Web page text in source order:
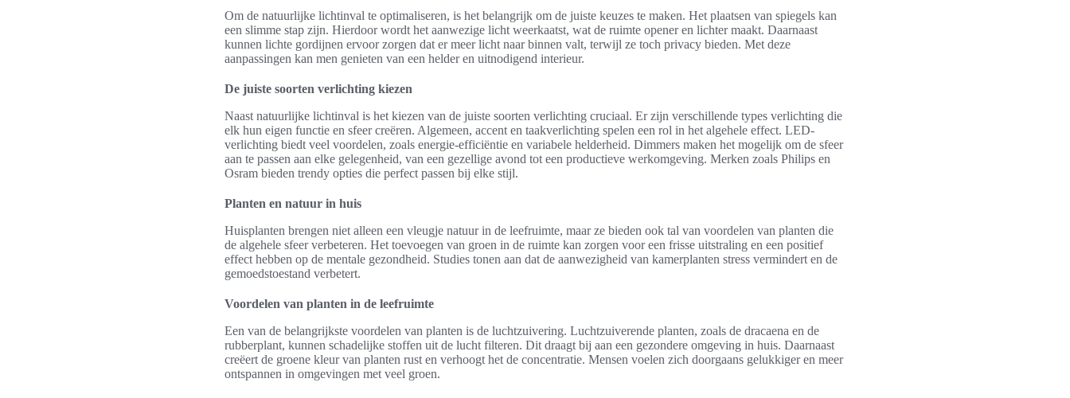
Om de natuurlijke lichtinval te optimaliseren, is het belangrijk om de juiste keuzes te maken. Het plaatsen van spiegels kan
een slimme stap zijn. Hierdoor wordt het aanwezige licht weerkaatst, wat de ruimte opener en lichter maakt. Daarnaast
kunnen lichte gordijnen ervoor zorgen dat er meer licht naar binnen valt, terwijl ze toch privacy bieden. Met deze
aanpassingen kan men genieten van een helder en uitnodigend interieur.
De juiste soorten verlichting kiezen
Naast natuurlijke lichtinval is het kiezen van de juiste soorten verlichting cruciaal. Er zijn verschillende types verlichting die
elk hun eigen functie en sfeer creëren. Algemeen, accent en taakverlichting spelen een rol in het algehele effect. LED-
verlichting biedt veel voordelen, zoals energie-efficiëntie en variabele helderheid. Dimmers maken het mogelijk om de sfeer
aan te passen aan elke gelegenheid, van een gezellige avond tot een productieve werkomgeving. Merken zoals Philips en
Osram bieden trendy opties die perfect passen bij elke stijl.
Planten en natuur in huis
Huisplanten brengen niet alleen een vleugje natuur in de leefruimte, maar ze bieden ook tal van voordelen van planten die
de algehele sfeer verbeteren. Het toevoegen van groen in de ruimte kan zorgen voor een frisse uitstraling en een positief
effect hebben op de mentale gezondheid. Studies tonen aan dat de aanwezigheid van kamerplanten stress vermindert en de
gemoedstoestand verbetert.
Voordelen van planten in de leefruimte
Een van de belangrijkste voordelen van planten is de luchtzuivering. Luchtzuiverende planten, zoals de dracaena en de
rubberplant, kunnen schadelijke stoffen uit de lucht filteren. Dit draagt bij aan een gezondere omgeving in huis. Daarnaast
creëert de groene kleur van planten rust en verhoogt het de concentratie. Mensen voelen zich doorgaans gelukkiger en meer
ontspannen in omgevingen met veel groen.